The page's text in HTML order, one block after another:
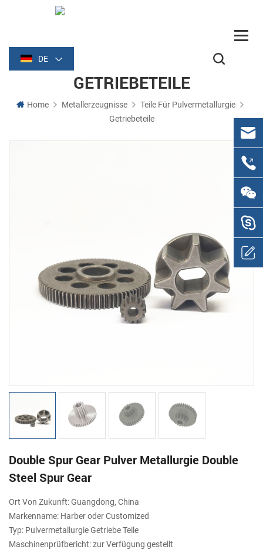
DE
GETRIEBETEILE
Home Metallerzeugnisse
Teile Für Pulvermetallurgie
Getriebeteile
Double Spur Gear Pulver Metallurgie Double
Steel Spur Gear
Ort Von Zukunft: Guangdong, China
Markenname: Harber oder Customized
Typ: Pulvermetallurgie Getriebe Teile
Maschinenprüfbericht: zur Verfügung gestellt